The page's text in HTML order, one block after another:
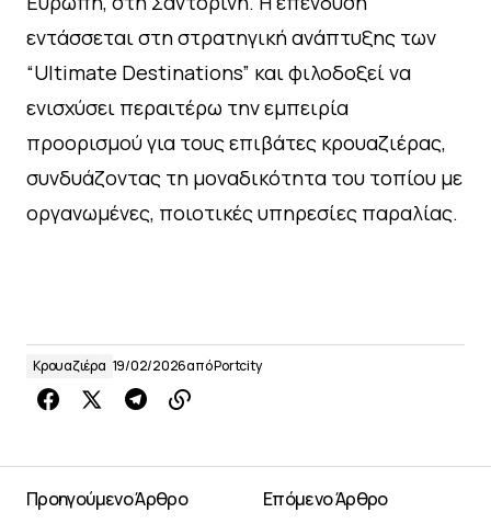
εντάσσεται στη στρατηγική ανάπτυξης των
“Ultimate Destinations” και φιλοδοξεί να
ενισχύσει περαιτέρω την εμπειρία
προορισμού για τους επιβάτες κρουαζιέρας,
συνδυάζοντας τη μοναδικότητα του τοπίου με
οργανωμένες, ποιοτικές υπηρεσίες παραλίας.
Κρουαζιέρα 19/02/2026απόPortcity
Προηγούμενο Άρθρο
Επόμενο Άρθρο